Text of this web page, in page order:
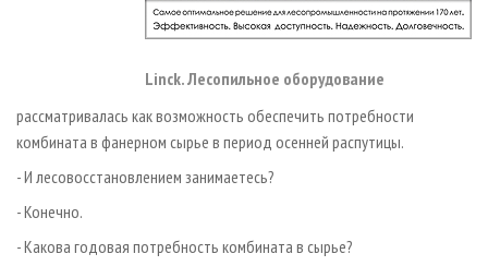
Linck. Лесопильное оборудование
рассматривалась как возможность обеспечить потребности
комбината в фанерном сырье в период осенней распутицы.
- И лесовосстановлением занимаетесь?
- Конечно.
- Какова годовая потребность комбината в сырье?